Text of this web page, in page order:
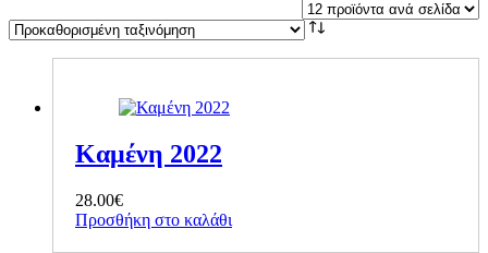
Καμένη 2022
28.00€
Προσθήκη στο καλάθι